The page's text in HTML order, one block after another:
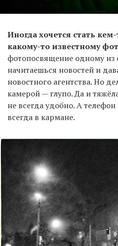
Иногда хочется стать
какому-то известному
фотопосвящение одному из
начитаешься новостей и
новостного агентства. Но
камерой — глупо. Да и
не всегда удобно. А
всегда в кармане.